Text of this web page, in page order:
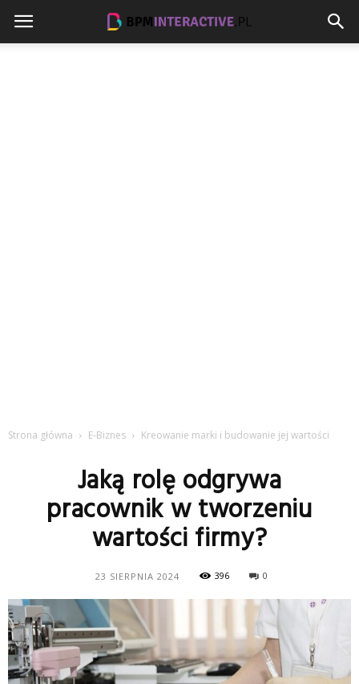
Strona główna E-Biznes Kreowanie marki i budowanie jej wartości
Jaką rolę odgrywa
pracownik w tworzeniu
wartości firmy?
23 SIERPNIA 2024 396 0